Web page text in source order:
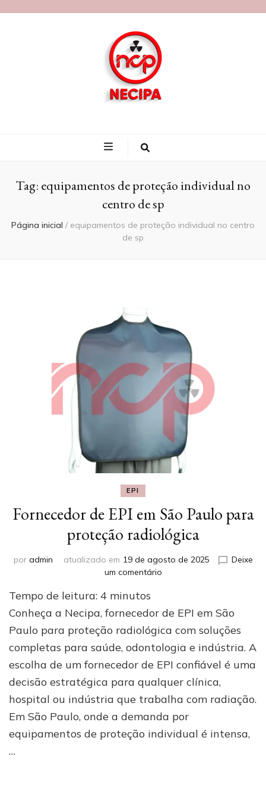
Blog Necipa
Tag: equipamentos de proteção individual no
centro de sp
Página inicial / equipamentos de proteção individual no centro
de sp
EPI
Fornecedor de EPI em São Paulo para
proteção radiológica
por admin atualizado em 19 de agosto de 2025
Deixe
um comentárioem
EPI
São
Paulo
para
proteção
radiológica
Tempo de leitura: 4 minutos
Conheça a Necipa, fornecedor de EPI em São
Paulo para proteção radiológica com soluções
completas para saúde, odontologia e indústria. A
escolha de um fornecedor de EPI confiável é uma
decisão estratégica para qualquer clínica,
hospital ou indústria que trabalha com radiação.
Em São Paulo, onde a demanda por
equipamentos de proteção individual é intensa,
…